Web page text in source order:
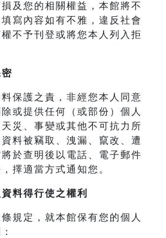
及您的相關權益，本館將不
寫內容如有不雅，違反社會
不予刊登或將您本人列入拒
保護之責，非經您本人同意
或提供任何（或部份）個人
災、事變或其他不可抗力所
料被竊取、洩漏、竄改、遭
於查明後以電話、電子郵件
擇適當方式通知您。
料得行使之權利
規定，就本館保有您的個人